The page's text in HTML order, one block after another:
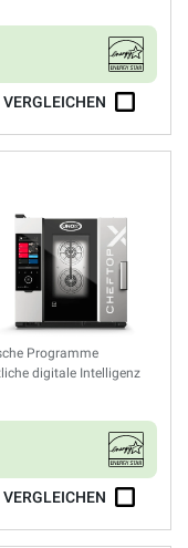
VERGLEICHEN
Programme
digitale Intelligenz
VERGLEICHEN